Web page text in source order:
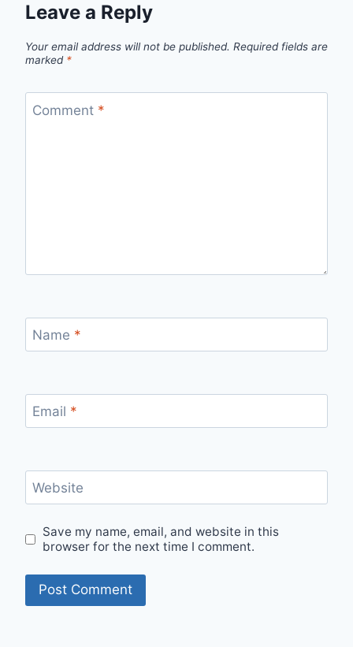
Leave a Reply
Your email address will not be published. Required fields are
marked *
Comment *
Name *
Email *
Website
Save my name, email, and website in this
browser for the next time I comment.